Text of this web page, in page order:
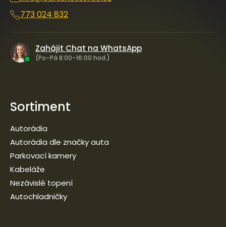
773 024 832
Zahájit Chat na WhatsApp
(Po–Pá 8:00–16:00 hod.)
Sortiment
Autorádia
Autorádia dle značky auta
Parkovací kamery
Kabeláže
Nezávislé topení
Autochladničky